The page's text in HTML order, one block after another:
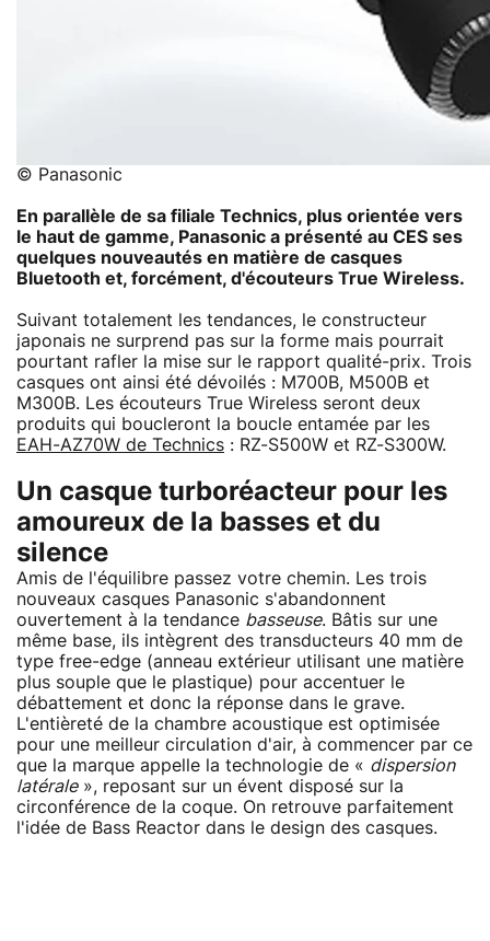
© Panasonic
En parallèle de sa filiale Technics, plus orientée vers
le haut de gamme, Panasonic a présenté au CES ses
quelques nouveautés en matière de casques
Bluetooth et, forcément, d'écouteurs True Wireless.
Suivant totalement les tendances, le constructeur
japonais ne surprend pas sur la forme mais pourrait
pourtant rafler la mise sur le rapport qualité-prix. Trois
casques ont ainsi été dévoilés : M700B, M500B et
M300B. Les écouteurs True Wireless seront deux
produits qui boucleront la boucle entamée par les
EAH-AZ70W de Technics : RZ-S500W et RZ-S300W.
Un casque turboréacteur pour les
amoureux de la basses et du
silence
Amis de l'équilibre passez votre chemin. Les trois
nouveaux casques Panasonic s'abandonnent
ouvertement à la tendance basseuse. Bâtis sur une
même base, ils intègrent des transducteurs 40 mm de
type free-edge (anneau extérieur utilisant une matière
plus souple que le plastique) pour accentuer le
débattement et donc la réponse dans le grave.
L'entièreté de la chambre acoustique est optimisée
pour une meilleur circulation d'air, à commencer par ce
que la marque appelle la technologie de « dispersion
latérale», reposant sur un évent disposé sur la
circonférence de la coque. On retrouve parfaitement
l'idée de Bass Reactor dans le design des casques.